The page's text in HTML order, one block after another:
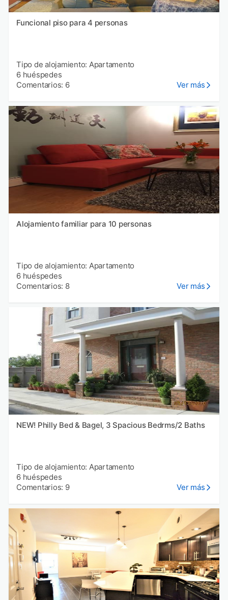
Funcional piso para 4 personas
Tipo de alojamiento: Apartamento
6 huéspedes
Comentarios: 6
Ver más
Alojamiento familiar para 10 personas
Tipo de alojamiento: Apartamento
6 huéspedes
Comentarios: 8
Ver más
NEW! Philly Bed & Bagel, 3 Spacious Bedrms/2 Baths
Tipo de alojamiento: Apartamento
6 huéspedes
Comentarios: 9
Ver más